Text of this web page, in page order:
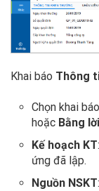
Khai báo Thông
Chọn khai
hoặc Bằng lời
Kế hoạch KT
ứng đã lập.
Nguồn NSKT